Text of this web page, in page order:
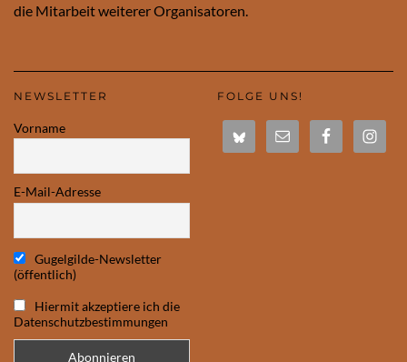
die Mitarbeit weiterer Organisatoren.
NEWSLETTER
Vorname
E-Mail-Adresse
Gugelgilde-Newsletter
(öffentlich)
Hiermit akzeptiere ich die
Datenschutzbestimmungen
FOLGE UNS!